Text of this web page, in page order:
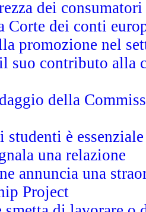
dei consumatori
Corte dei conti
promozione nel
suo contributo
della
studenti è
una relazione
annuncia una
Project